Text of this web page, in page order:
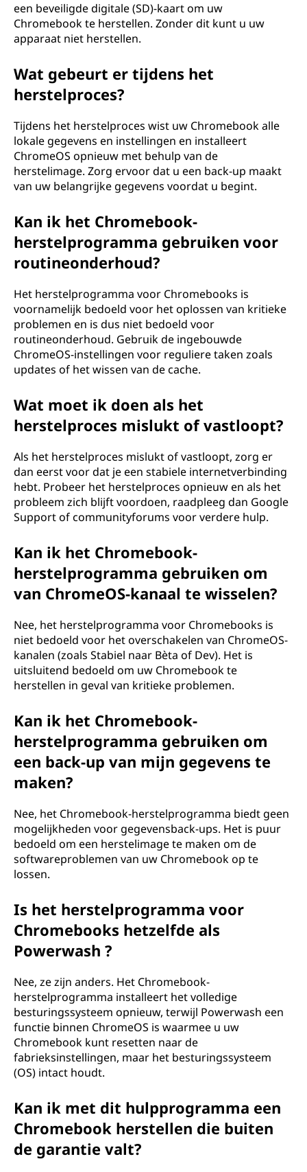
u
een beveiligde digitale (SD)-kaart om uw
Chromebook te herstellen. Zonder dit kunt u uw
apparaat niet herstellen.
Wat gebeurt er tijdens het
herstelproces?
Tijdens het herstelproces wist uw Chromebook alle
lokale gegevens en instellingen en installeert
ChromeOS opnieuw met behulp van de
herstelimage. Zorg ervoor dat u een back-up maakt
van uw belangrijke gegevens voordat u begint.
Kan ik het Chromebook-
herstelprogramma gebruiken voor
routineonderhoud?
Het herstelprogramma voor Chromebooks is
voornamelijk bedoeld voor het oplossen van kritieke
problemen en is dus niet bedoeld voor
routineonderhoud. Gebruik de ingebouwde
ChromeOS-instellingen voor reguliere taken zoals
updates of het wissen van de cache.
Wat moet ik doen als het
herstelproces mislukt of vastloopt?
Als het herstelproces mislukt of vastloopt, zorg er
dan eerst voor dat je een stabiele internetverbinding
hebt. Probeer het herstelproces opnieuw en als het
probleem zich blijft voordoen, raadpleeg dan Google
Support of communityforums voor verdere hulp.
Kan ik het Chromebook-
herstelprogramma gebruiken om
van ChromeOS-kanaal te wisselen?
Nee, het herstelprogramma voor Chromebooks is
niet bedoeld voor het overschakelen van ChromeOS-
kanalen (zoals Stabiel naar Bèta of Dev). Het is
uitsluitend bedoeld om uw Chromebook te
herstellen in geval van kritieke problemen.
Kan ik het Chromebook-
herstelprogramma gebruiken om
een back-up van mijn gegevens te
maken?
Nee, het Chromebook-herstelprogramma biedt geen
mogelijkheden voor gegevensback-ups. Het is puur
bedoeld om een herstelimage te maken om de
softwareproblemen van uw Chromebook op te
lossen.
Is het herstelprogramma voor
Chromebooks hetzelfde als
Powerwash ?
Nee, ze zijn anders. Het Chromebook-
herstelprogramma installeert het volledige
besturingssysteem opnieuw, terwijl Powerwash een
functie binnen ChromeOS is waarmee u uw
Chromebook kunt resetten naar de
fabrieksinstellingen, maar het besturingssysteem
(OS) intact houdt.
Kan ik met dit hulpprogramma een
Chromebook herstellen die buiten
de garantie valt?